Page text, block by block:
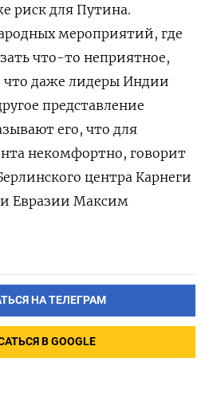
риск для Путина.
мероприятий, где
что-то неприятное,
что даже лидеры Индии
представление
его, что для
некомфортно, говорит
центра Карнеги
Евразии Максим
НА ТЕЛЕГРАМ
В GOOGLE